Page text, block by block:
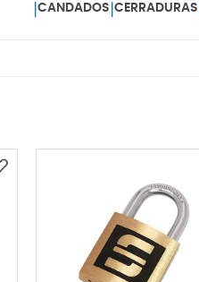
|CANDADOS |CERRADURAS